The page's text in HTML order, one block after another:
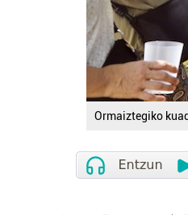
Ormaiztegiko